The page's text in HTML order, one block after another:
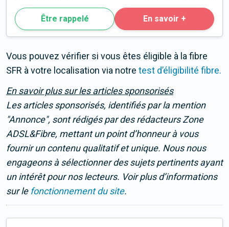
Être rappelé En savoir +
Vous pouvez vérifier si vous êtes éligible à la fibre
SFR à votre localisation via notre test d’éligibilité fibre.
En savoir plus sur les articles sponsorisés
Les articles sponsorisés, identifiés par la mention
"Annonce", sont rédigés par des rédacteurs Zone
ADSL&Fibre, mettant un point d’honneur à vous
fournir un contenu qualitatif et unique. Nous nous
engageons à sélectionner des sujets pertinents ayant
un intérêt pour nos lecteurs. Voir plus d’informations
sur le fonctionnement du site.